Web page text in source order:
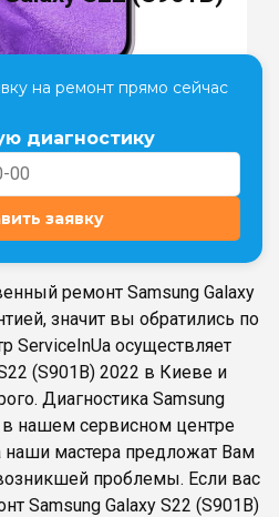
г. Киев, ул. Анны Ахматовой, 30
Дворец "Украина"
г. Киев, ул. Казимира Малевича, 87
UK
на ремонт прямо сейчас
диагностику
заявку
ремонт Samsung Galaxy
значит вы обратились по
ServiceInUa осуществляет
(S901B) 2022 в Киеве и
Диагностика Samsung
в нашем сервисном центре
наши мастера предложат Вам
проблемы. Если вас
Samsung Galaxy S22 (S901B)